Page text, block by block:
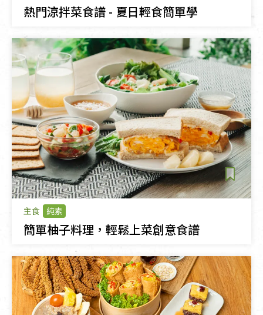
熱門涼拌菜食譜 - 夏日輕食簡單學
主食 純素
簡單柚子料理，輕鬆上菜創意食譜